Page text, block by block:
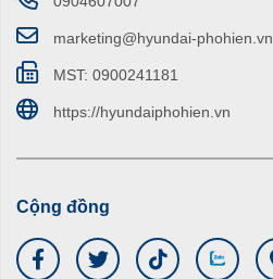
marketing@hyundai-phohien.vn
MST: 0900241181
https://hyundaiphohien.vn
Cộng đồng